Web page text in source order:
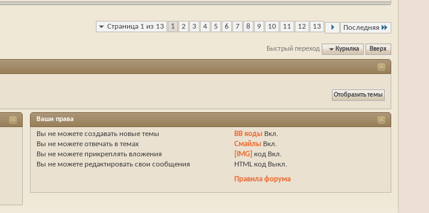
Страница 1 из 13 1 2 3 4 5 6 7 8 9 10 11 12 13 Последняя
Быстрый переход Курилка Вверх
Ваши права
Вы не можете создавать новые темы
Вы не можете отвечать в темах
Вы не можете прикреплять вложения
Вы не можете редактировать свои сообщения
BB коды Вкл.
Смайлы Вкл.
[IMG] код Вкл.
HTML код Выкл.
Правила форума